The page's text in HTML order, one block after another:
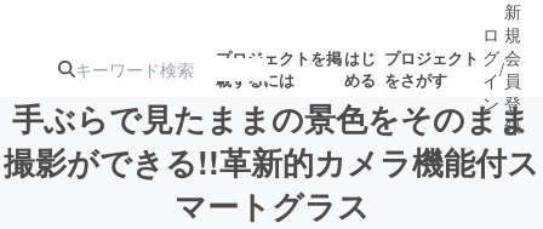
プロジェクトを掲
載するには
はじ
める
プロジェクト
をさがす
注目の新着プロ募集終了が近いプ
ロ
グ
イ
ン
/
新
規
会
員
登
録
手ぶらで見たままの景色をそのまま
撮影ができる!!革新的カメラ機能付ス
マートグラス